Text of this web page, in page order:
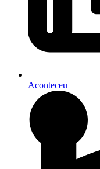
Aconteceu